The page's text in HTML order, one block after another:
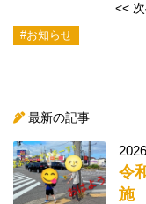
<<
#お知らせ
最新の記事
令
施